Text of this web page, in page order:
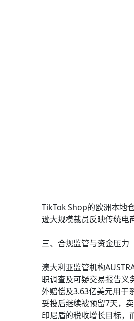
TikTok Shop的欧洲本地
逊大规模裁员反映传统电
三、合规监管与资金压力
澳大利亚监管机构
职调查及可疑交易报告义
外赔偿及3.63亿美元用于
妥投后继续被预留7天，
印尼盾的税收增长目标，